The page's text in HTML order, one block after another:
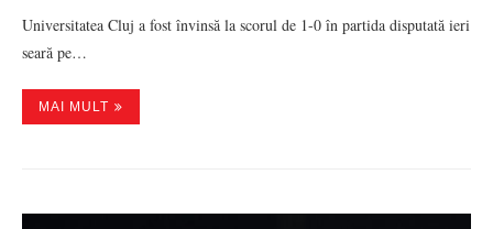
Universitatea Cluj a fost învinsă la scorul de 1-0 în partida disputată ieri
seară pe…
MAI MULT